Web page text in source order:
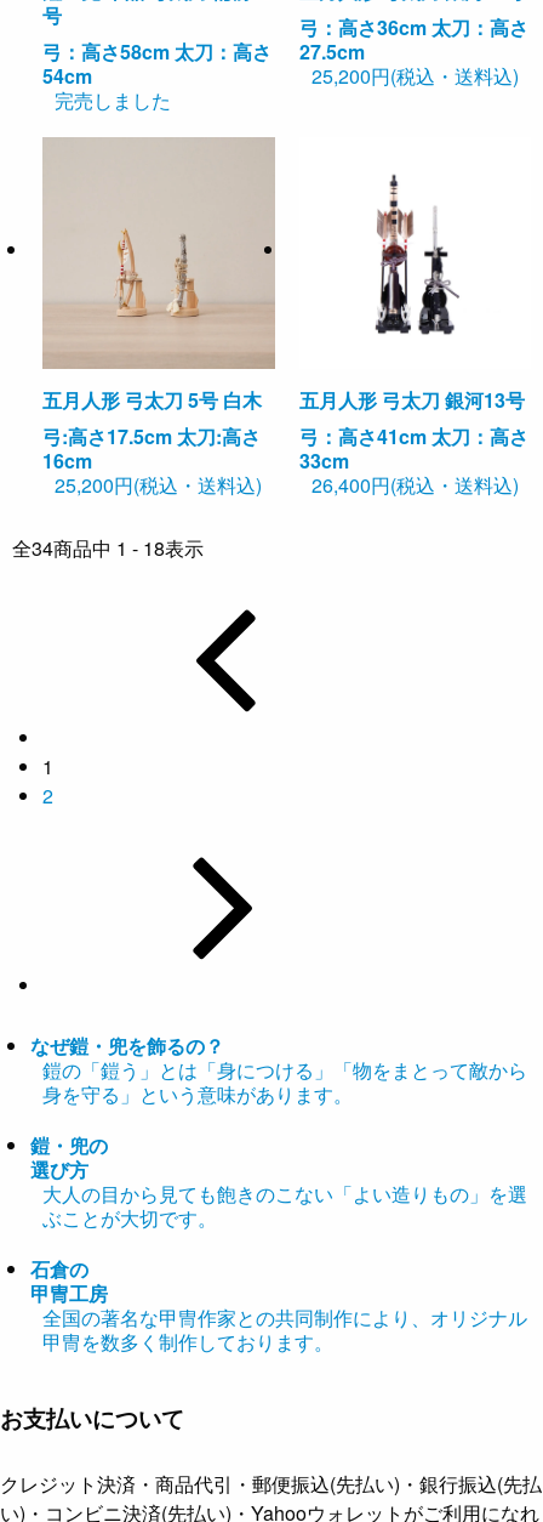
号
弓：高さ58cm 太刀：高さ
54cm
完売しました
弓：高さ36cm 太刀：高さ
27.5cm
25,200円(税込・送料込)
五月人形 弓太刀 5号 白木
弓:高さ17.5cm 太刀:高さ
16cm
25,200円(税込・送料込)
五月人形 弓太刀 銀河13号
弓：高さ41cm 太刀：高さ
33cm
26,400円(税込・送料込)
全34商品中 1 - 18表示
1
2
なぜ鎧・兜を飾るの？
鎧の「鎧う」とは「身につける」「物をまとって敵から
身を守る」という意味があります。
鎧・兜の
選び方
大人の目から見ても飽きのこない「よい造りもの」を選
ぶことが大切です。
石倉の
甲冑工房
全国の著名な甲冑作家との共同制作により、オリジナル
甲冑を数多く制作しております。
お支払いについて
クレジット決済・商品代引・郵便振込(先払い)・銀行振込(先払
い)・コンビニ決済(先払い)・Yahooウォレットがご利用になれ